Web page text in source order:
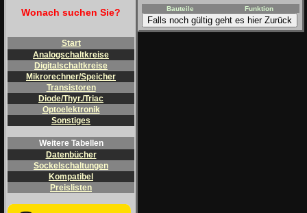
Wonach suchen Sie?
Start
Analogschaltkreise
Digitalschaltkreise
Mikrorechner/Speicher
Transistoren
Diode/Thyr./Triac
Optoelektronik
Sonstiges
Weitere Tabellen
Datenbücher
Sockelschaltungen
Kompatibel
Preislisten
Bauteile Funktion
Falls noch gültig geht es hier Zurück